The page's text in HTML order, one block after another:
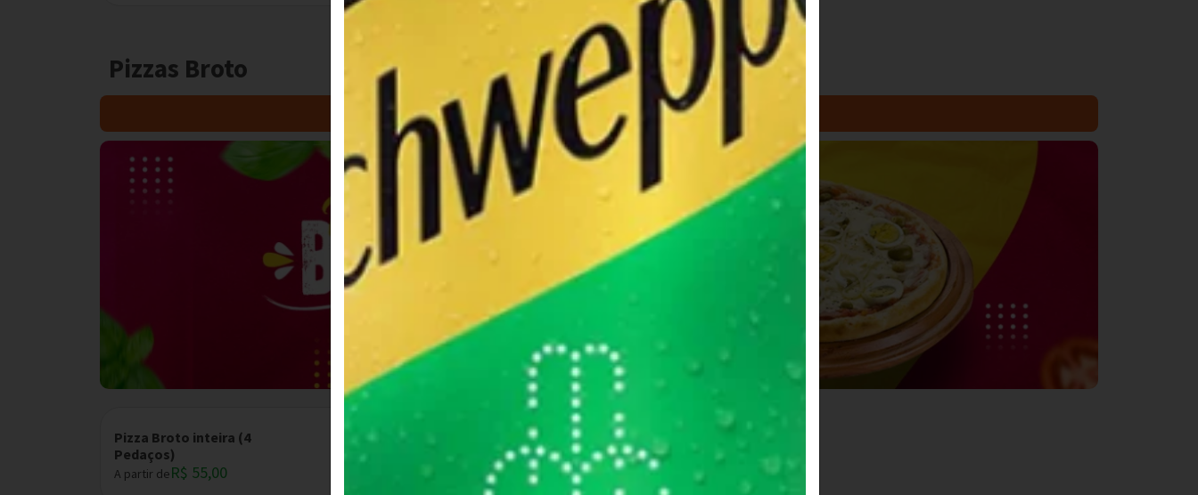
Pizzas Broto
PIZZAS MEIO A MEIO SERÁ COBRADO O VALOR DE MAIOR
Pizza Broto inteira (4
Pedaços)
A partir deR$ 55,00
Pizza Broto Meio a
Meio (4 Pedaços)
A partir deR$ 55,00